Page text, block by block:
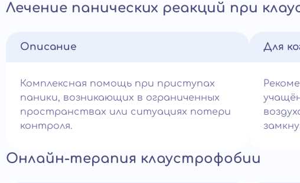
Лечение панических реакций при
Описание
Комплексная помощь при приступах
паники, возникающих в ограниченных
пространствах или ситуациях потери
контроля.
Для
Онлайн-терапия клаустрофобии